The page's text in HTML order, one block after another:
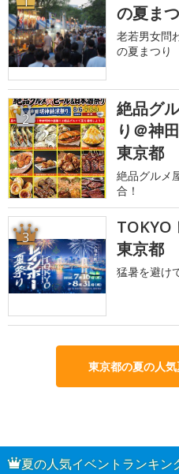
の夏ま
老若男女問
の夏まつり
2
絶品グ
り＠神
東京都
絶品グルメ
合！
3
TOKYO
東京都
猛暑を避け
東京都の夏の人
夏の人気イベントランキン